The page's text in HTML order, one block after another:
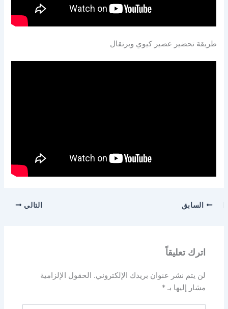
طريقة تحضير عصير كيوي وبرتقال
السابق التالي
اترك تعليقاً
لن يتم نشر عنوان بريدك الإلكتروني. الحقول الإلزامية
مشار إليها بـ*